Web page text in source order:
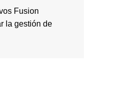
Fusion
la gestión de